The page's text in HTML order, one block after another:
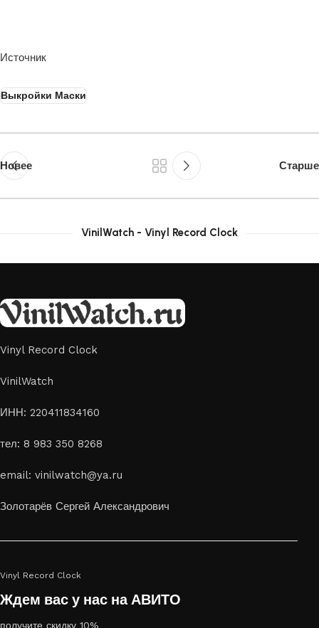
Источник
Выкройки Маски
Новее Старше
VinilWatch - Vinyl Record Clock
Vinyl Record Clock
VinilWatch
ИНН: 220411834160
тел: 8 983 350 8268
email: vinilwatch@ya.ru
Золотарёв Сергей Александрович
Vinyl Record Clock
Ждем вас у нас на АВИТО
получите скидку 10%